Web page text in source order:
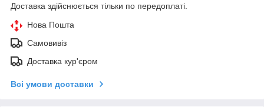
Доставка здійснюється тільки по передоплаті.
Нова Пошта
Самовивіз
Доставка кур'єром
Всі умови доставки